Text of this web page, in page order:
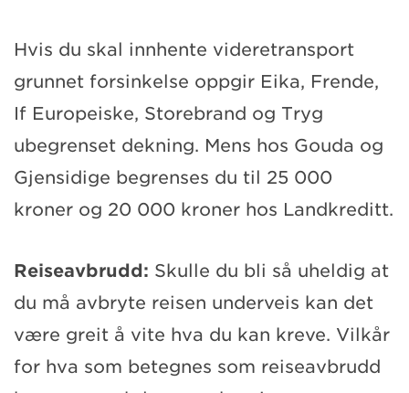
Hvis du skal innhente videretransport
grunnet forsinkelse oppgir Eika, Frende,
If Europeiske, Storebrand og Tryg
ubegrenset dekning. Mens hos Gouda og
Gjensidige begrenses du til 25 000
kroner og 20 000 kroner hos Landkreditt.
Reiseavbrudd: Skulle du bli så uheldig at
du må avbryte reisen underveis kan det
være greit å vite hva du kan kreve. Vilkår
for hva som betegnes som reiseavbrudd